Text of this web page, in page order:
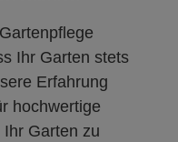
Ihr Garten stets
Erfahrung
hochwertige
Garten zu